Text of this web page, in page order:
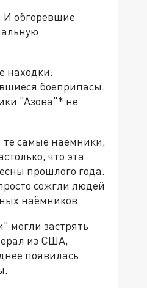
обгоревшие
находки:
боеприпасы.
"Азова"* не
те самые наёмники,
что эта
прошлого года.
сожгли людей
наёмников.
могли застрять
из США,
появилась